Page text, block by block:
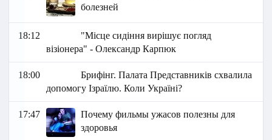
болезней
18:12
"Місце сидіння вирішує погляд
візіонера" - Олександр Карпюк
18:00
Брифінг. Палата Представників схвалила
допомогу Ізраїлю. Коли Україні?
17:47
Почему фильмы ужасов полезны для
здоровья